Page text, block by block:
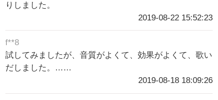
りしました。
2019-08-22 15:52:23
f**8
試してみましたが、音質がよくて、効果がよくて、歌い
だしました。……
2019-08-18 18:09:26